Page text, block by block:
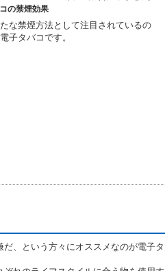
の禁煙効果
な禁煙方法として注目されているの
子タバコです。
、という方々にオススメなのが電子タ